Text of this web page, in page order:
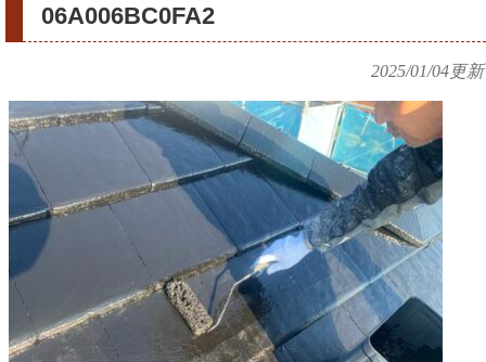
06A006BC0FA2
2025/01/04更新